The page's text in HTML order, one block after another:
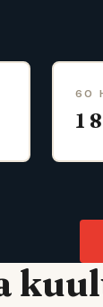
60
1